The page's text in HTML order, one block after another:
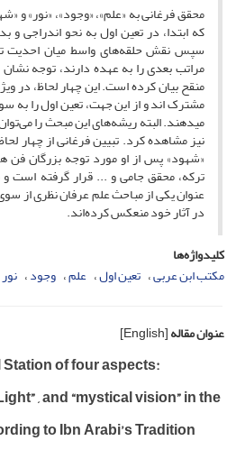
محقق فرغانی به «علم»، «وجود»، «نور» و
که ابتدا، در تعین اول به نحو اندراجی و
سپس نقش حلقه‌های واسط میان احدیت
مراتب بعدی را به عهده دارند، توجه
منقح بیان کرده است. این چهار لحاظ، در
مشترک اند و از این جهت، تعین اول را به
می­دهند. البته ریشه‌های این مبحث را
نیز مشاهده کرد. تبیین فرغانی از چهار
«شهود» پس از او مورد توجه بزرگان فن
ترکه، محقق جامی و ... قرار گرفته است و
عنوان یکی از مباحث علم عرفان نظری از
در آثار خود منعکس کرده‌اند.
کلیدواژه‌ها
مکتب ابن عربی تعین اول علم وجود نور
عنوان مقاله[English]
of four aspects:
, and “mystical vision” in the
to Ibn Arabi’s Tradition